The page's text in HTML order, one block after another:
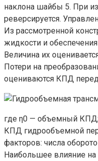
наклона шайбы 5. При
реверсируется.
Из рассмотренной
жидкости и
Величина их
Потери на
оцениваются КПД
где η0 — объемный
КПД гидрообъемной
факторов: числа
Наибольшее влияние